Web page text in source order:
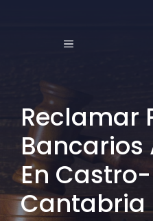
MENÚ
Reclamar
Bancarios
En
Cantabria